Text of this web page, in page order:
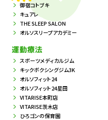
御宿コトブキ
キュアレ
THE SLEEP SALON
オルソスリープアカデミー
運動療法
スポーツメディカルジム
キックボクシングジム3K
オルソフィット24
オルソフィット24星田
VITARISE本町店
VITARISE茨木店
ひろゴンの保育園